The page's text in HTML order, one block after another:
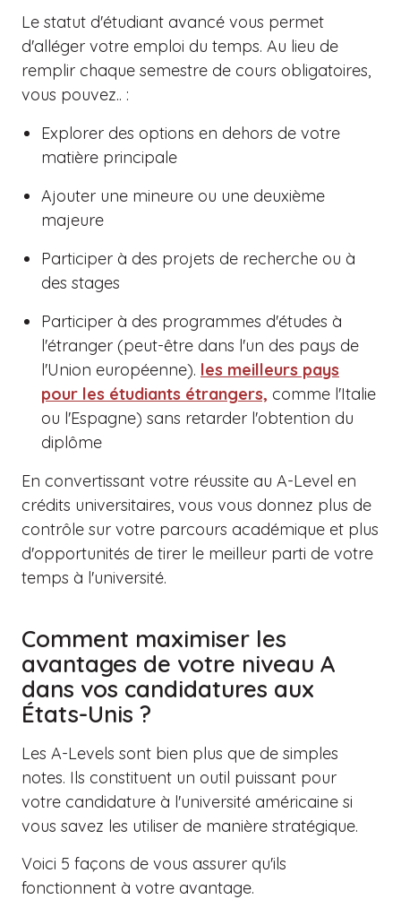
Le statut d'étudiant avancé vous permet
d'alléger votre emploi du temps. Au lieu de
remplir chaque semestre de cours obligatoires,
vous pouvez.. :
Explorer des options en dehors de votre
matière principale
Ajouter une mineure ou une deuxième
majeure
Participer à des projets de recherche ou à
des stages
Participer à des programmes d'études à
l'étranger (peut-être dans l'un des pays de
l'Union européenne). les meilleurs pays
pour les étudiants étrangers, comme l'Italie
ou l'Espagne) sans retarder l'obtention du
diplôme
En convertissant votre réussite au A-Level en
crédits universitaires, vous vous donnez plus de
contrôle sur votre parcours académique et plus
d'opportunités de tirer le meilleur parti de votre
temps à l'université.
Comment maximiser les
avantages de votre niveau A
dans vos candidatures aux
États-Unis ?
Les A-Levels sont bien plus que de simples
notes. Ils constituent un outil puissant pour
votre candidature à l'université américaine si
vous savez les utiliser de manière stratégique.
Voici 5 façons de vous assurer qu'ils
fonctionnent à votre avantage.